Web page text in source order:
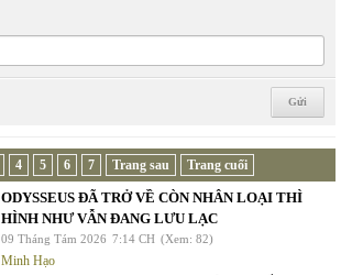
4 5 6 7 Trang sau Trang cuối
ODYSSEUS ĐÃ TRỞ VỀ CÒN NHÂN LOẠI THÌ
HÌNH NHƯ VẪN ĐANG LƯU LẠC
09 Tháng Tám 2026 7:14 CH (Xem: 82)
Minh Hạo